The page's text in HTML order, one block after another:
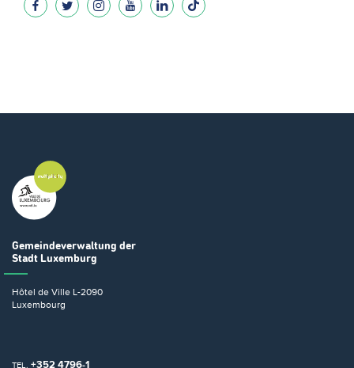
Gemeindeverwaltung der
Stadt Luxemburg
Hôtel de Ville L-2090
Luxembourg
TEL. +352 4796-1